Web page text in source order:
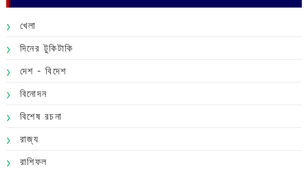
খেলা
দিনের টুকিটাকি
দেশ - বিদেশ
বিনোদন
বিশেষ রচনা
রাজ্য
রাশিফল